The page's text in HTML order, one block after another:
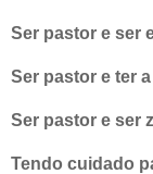
Ser pastor e ser
Ser pastor e ter
Ser pastor e ser
Tendo cuidado